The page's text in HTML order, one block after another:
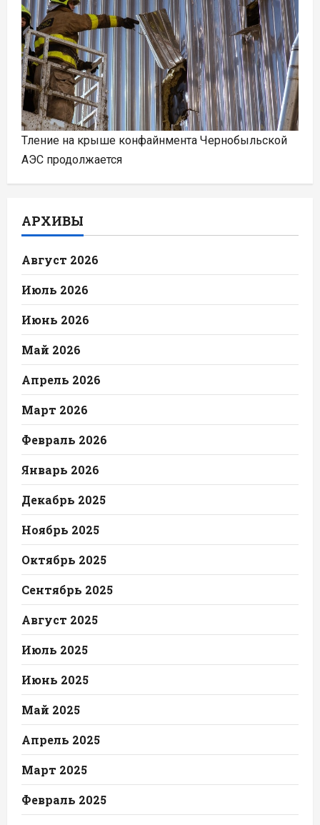
Тление на крыше конфайнмента Чернобыльской
АЭС продолжается
АРХИВЫ
Август 2026
Июль 2026
Июнь 2026
Май 2026
Апрель 2026
Март 2026
Февраль 2026
Январь 2026
Декабрь 2025
Ноябрь 2025
Октябрь 2025
Сентябрь 2025
Август 2025
Июль 2025
Июнь 2025
Май 2025
Апрель 2025
Март 2025
Февраль 2025